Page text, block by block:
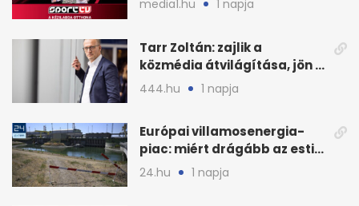
media1.hu 1 napja
Tarr Zoltán: zajlik a
közmédia átvilágítása, jön a
nyilvános véleményezés
444.hu 1 napja
Európai villamosenergia-
piac: miért drágább az esti
áram Magyarországon
24.hu 1 napja